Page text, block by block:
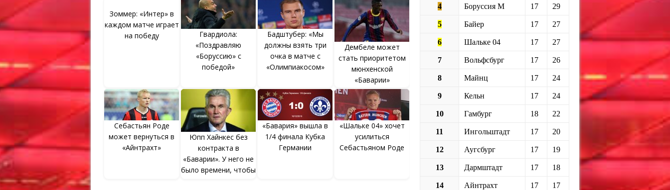
Зоммер: «Интер» в
каждом матче играет
на победу
Гвардиола:
«Поздравляю
«Боруссию» с
победой»
Бадштубер: «Мы
должны взять три
очка в матче с
«Олимпиакосом»
Дембеле может
стать приоритетом
мюнхенской
«Баварии»
Себастьян Роде
может вернуться в
«Айнтрахт»
Юпп Хайнкес без
контракта в
«Баварии». У него не
было времени, чтобы
«Бавария» вышла в
1/4 финала Кубка
Германии
«Шальке 04» хочет
усилиться
Себастьяном Роде
4 Боруссия М 17 29
5 Байер 17 27
6 Шальке 04 17 27
7 Вольфсбург 17 26
8 Майнц 17 24
9 Кельн 17 24
10 Гамбург 18 22
11 Ингольштадт 17 20
12 Аугсбург 17 19
13 Дармштадт 17 18
14 Айнтрахт 17 17